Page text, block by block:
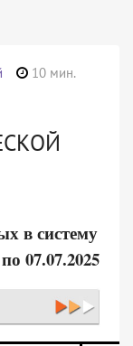
10 мин.
в систему
07.07.2025